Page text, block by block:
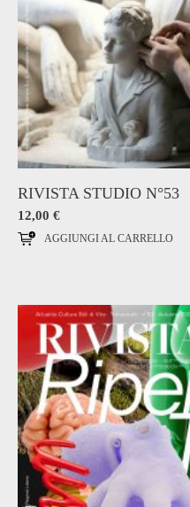
RIVISTA STUDIO N°53
12,00 €
AGGIUNGI AL CARRELLO